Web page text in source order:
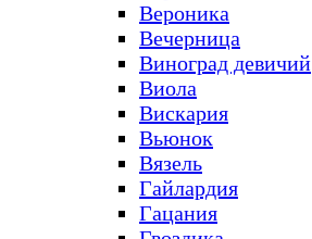
Вероника
Вечерница
Виноград девичий
Виола
Вискария
Вьюнок
Вязель
Гайлардия
Гацания